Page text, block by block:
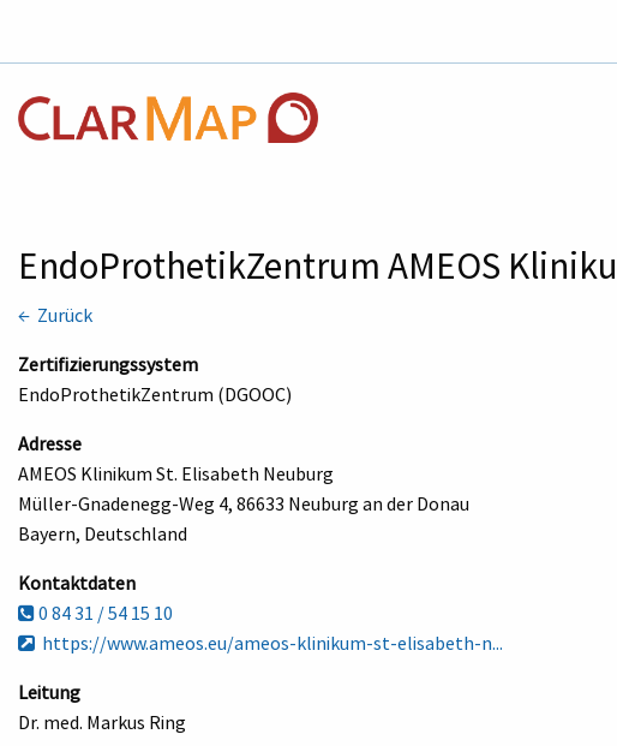
EndoProthetikZentrum AMEOS
← Zurück
Zertifizierungssystem
EndoProthetikZentrum (DGOOC)
Adresse
AMEOS Klinikum St. Elisabeth Neuburg
Müller-Gnadenegg-Weg 4, 86633 Neuburg an der Donau
Bayern, Deutschland
Kontaktdaten
0 84 31 / 54 15 10
https://www.ameos.eu/ameos-klinikum-st-elisabeth-n...
Leitung
Dr. med. Markus Ring